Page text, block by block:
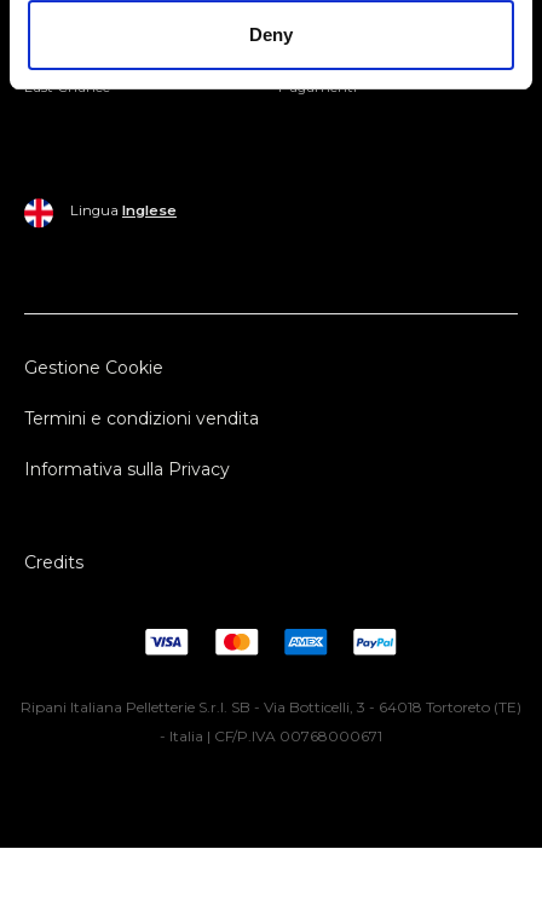
Deny
Uomo
Last Chance
Spedizione e Consegna
Policy di Reso
Pagamenti
Lingua Inglese
Gestione Cookie
Termini e condizioni vendita
Informativa sulla Privacy
Credits
Ripani Italiana Pelletterie S.r.l. SB - Via Botticelli, 3 - 64018 Tortoreto (TE)
- Italia | CF/P.IVA 00768000671